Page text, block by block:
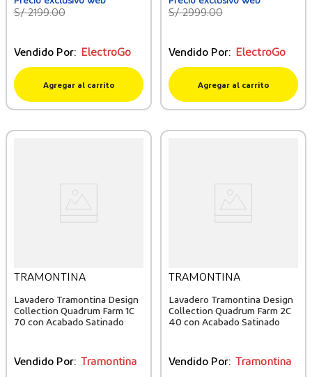
S/ 2199.00
Vendido Por: ElectroGo
Agregar al carrito
S/ 2999.00
Vendido Por: ElectroGo
Agregar al carrito
TRAMONTINA
Lavadero Tramontina Design
Collection Quadrum Farm 1C
70 con Acabado Satinado
Vendido Por: Tramontina
TRAMONTINA
Lavadero Tramontina Design
Collection Quadrum Farm 2C
40 con Acabado Satinado
Vendido Por: Tramontina